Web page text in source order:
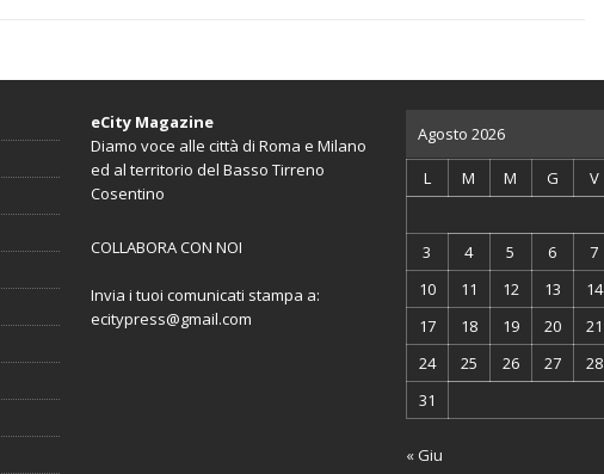
eCity Magazine
Diamo voce alle città di Roma e Milano
ed al territorio del Basso Tirreno
Cosentino
COLLABORA CON NOI
Invia i tuoi comunicati stampa a:
ecitypress@gmail.com
Agosto 2026
L M M G V
3
4 5 6 7
10
11 12 13 14
17
18 19 20 21
24
25 26 27 28
31
« Giu